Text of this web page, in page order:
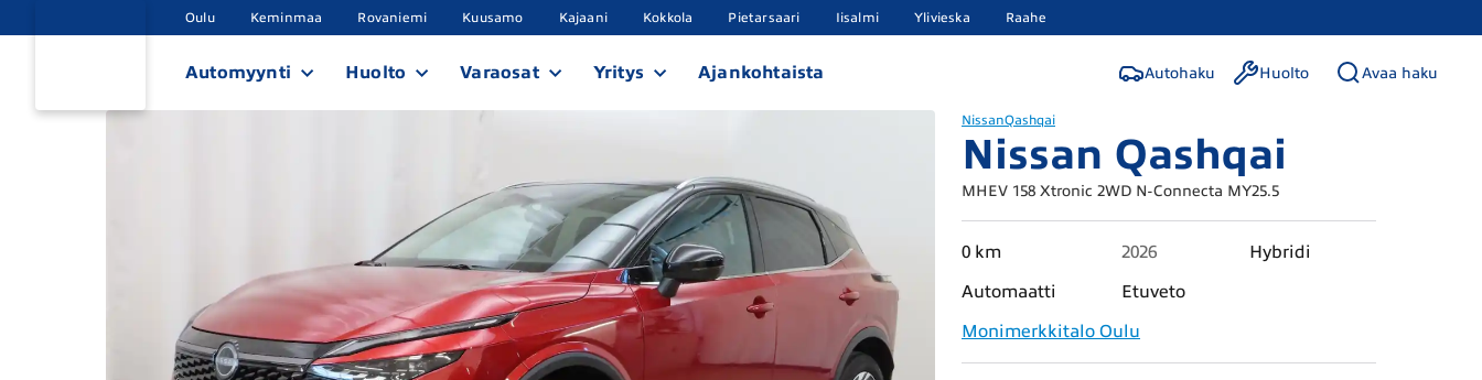
Oulu Keminmaa Rovaniemi Kuusamo Kajaani Kokkola Pietarsaari Iisalmi Ylivieska Raahe
Automyynti Huolto Varaosat Yritys Ajankohtaista Autohaku Huolto Avaa haku
NissanQashqai
Nissan Qashqai
MHEV 158 Xtronic 2WD N-Connecta MY25.5
0 km 2026
Hybridi
Automaatti
Etuveto
Monimerkkitalo Oulu